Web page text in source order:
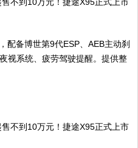
配备博世第9代ESP、AEB主动刹
视系统、疲劳驾驶提醒。提供整